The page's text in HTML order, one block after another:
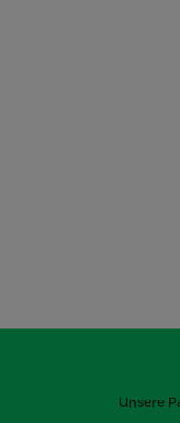
Unsere